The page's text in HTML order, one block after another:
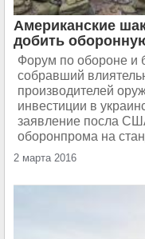
Американские
добить
Форум по обороне и
собравший
производителей
инвестиции в
заявление посла
оборонпрома на
2 марта 2016